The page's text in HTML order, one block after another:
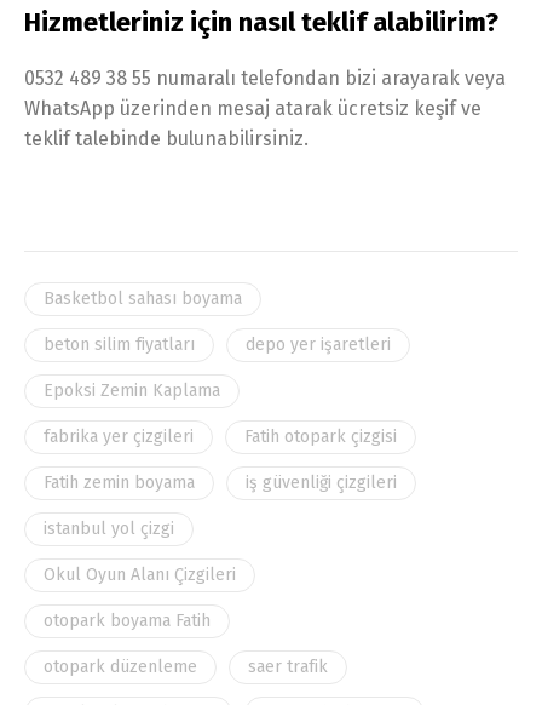
Hizmetleriniz için nasıl teklif alabilirim?
0532 489 38 55 numaralı telefondan bizi arayarak veya
WhatsApp üzerinden mesaj atarak ücretsiz keşif ve
teklif talebinde bulunabilirsiniz.
Basketbol sahası boyama
beton silim fiyatları depo yer işaretleri
Epoksi Zemin Kaplama
fabrika yer çizgileri Fatih otopark çizgisi
Fatih zemin boyama iş güvenliği çizgileri
istanbul yol çizgi
Okul Oyun Alanı Çizgileri
otopark boyama Fatih
otopark düzenleme saer trafik